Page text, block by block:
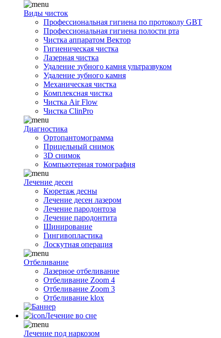
Виды чисток
Профессиональная гигиена по протоколу GBT
Профессиональная гигиена полости рта
Чистка аппаратом Вектор
Гигиеническая чистка
Лазерная чистка
Удаление зубного камня ультразвуком
Удаление зубного камня
Механическая чистка
Комплексная чистка
Чистка Air Flow
Чистка ClinPro
Диагностика
Ортопантомограмма
Прицельный снимок
3D снимок
Компьютерная томография
Лечение десен
Кюретаж десны
Лечение десен лазером
Лечение пародонтоза
Лечение пародонтита
Шинирование
Гингивопластика
Лоскутная операция
Отбеливание
Лазерное отбеливание
Отбеливание Zoom 4
Отбеливание Zoom 3
Отбеливание klox
Лечение во сне
Лечение под наркозом